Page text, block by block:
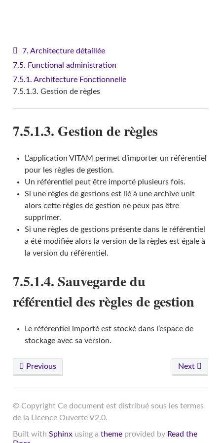
7. Architecture détaillée
7.5. Functional administration
7.5.1. Architecture Fonctionnelle
7.5.1.3. Gestion de règles
7.5.1.3. Gestion de règles
L’application VITAM permet d’importer un référentiel
pour les règles de gestion.
Un référentiel peut être importé plusieurs fois.
Si une règles de gestions est lié à une archive unit
alors cette règles de gestion ne peux pas être
supprimer.
Si une règles de gestions présente dans le référentiel
a été modifiée alors la version de la règles est égale à
la version du référentiel.
7.5.1.4. Sauvegarde du
référentiel des règles de gestion
Le référentiel importé est stocké dans l’espace de
stockage avec sa version.
Previous Next
© Copyright Ce document est distribué sous les termes
de la Licence Ouverte V2.0.
Built with Sphinxusing a themeprovided by Read the